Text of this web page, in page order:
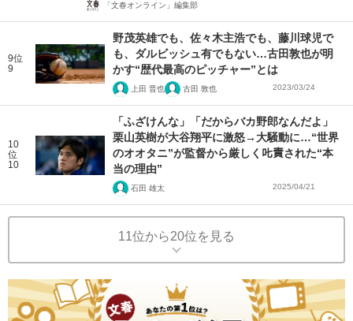
「文春オンライン」編集部
9位
9
野茂英雄でも、佐々木主浩でも、藤川球児で
も、ダルビッシュ有でもない…古田敦也が明
かす“歴代最高のピッチャー”とは
上田 晋也 古田 敦也 2023/03/24
10
位
10
「ふざけんな」「だからバカ野郎なんだよ」
栗山英樹が大谷翔平に激怒→大騒動に…“世界
のオオタニ”が監督から厳しく𠮟責された“本
当の理由”
石田 雄太 2025/04/21
11位から20位を見る